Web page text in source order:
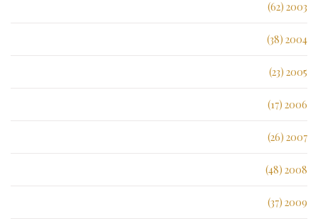
2003 (62)
2004 (38)
2005 (23)
2006 (17)
2007 (26)
2008 (48)
2009 (37)